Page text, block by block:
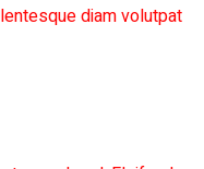
diam volutpat